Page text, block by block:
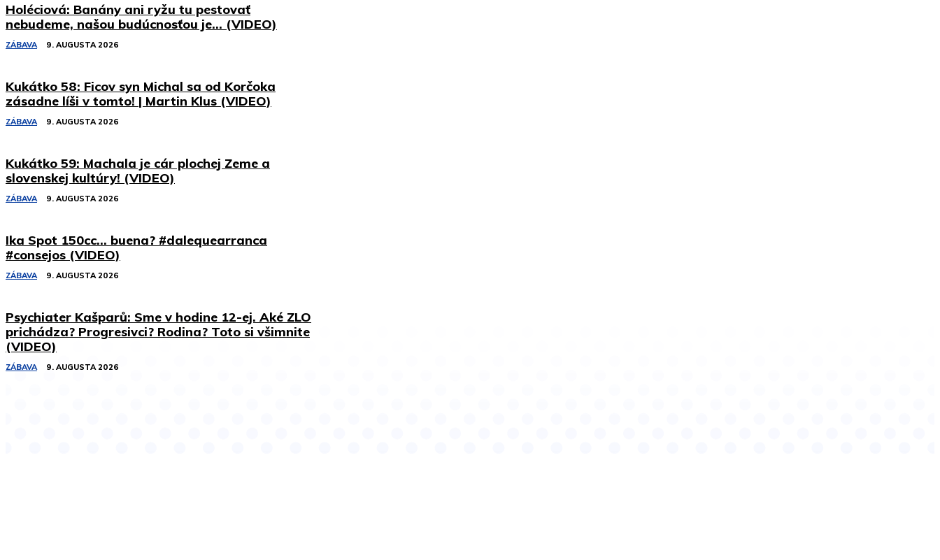
Holéciová: Banány ani ryžu tu pestovať
nebudeme, našou budúcnosťou je… (VIDEO)
ZÁBAVA 9. AUGUSTA 2026
Kukátko 58: Ficov syn Michal sa od Korčoka
zásadne líši v tomto! | Martin Klus (VIDEO)
ZÁBAVA 9. AUGUSTA 2026
Kukátko 59: Machala je cár plochej Zeme a
slovenskej kultúry! (VIDEO)
ZÁBAVA 9. AUGUSTA 2026
Ika Spot 150cc… buena? #dalequearranca
#consejos (VIDEO)
ZÁBAVA 9. AUGUSTA 2026
Psychiater Kašparů: Sme v hodine 12-ej. Aké ZLO
prichádza? Progresivci? Rodina? Toto si všimnite
(VIDEO)
ZÁBAVA 9. AUGUSTA 2026